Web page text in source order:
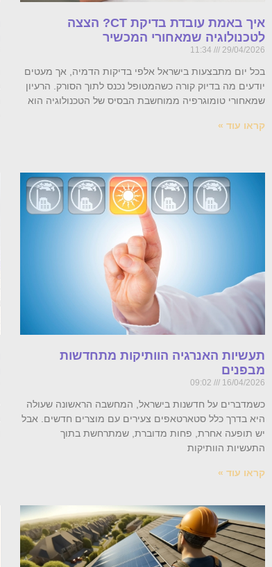
איך באמת עובדת בדיקת CT? הצצה
לטכנולוגיה שמאחורי המכשיר
29/04/2026
בכל יום מתבצעות בישראל אלפי בדיקות הדמיה, אך מעטים
יודעים מה בדיוק קורה כשהמטופל נכנס לתוך הסורק. הרעיון
שמאחורי טומוגרפיה ממוחשבת הבסיס של הטכנולוגיה הוא
קראו עוד »
תעשיות האנרגיה הוותיקות מתחדשות
מבפנים
16/04/2026
כשמדברים על חדשנות בישראל, המחשבה הראשונה שעולה
היא בדרך כלל סטארטאפים צעירים עם מוצרים חדשים. אבל
יש תופעה אחרת, פחות מדוברת, שמתרחשת בתוך
התעשיות הוותיקות
קראו עוד »